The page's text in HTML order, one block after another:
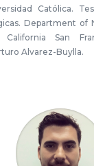
Católica.
Department of
San
Alvarez-Buylla.